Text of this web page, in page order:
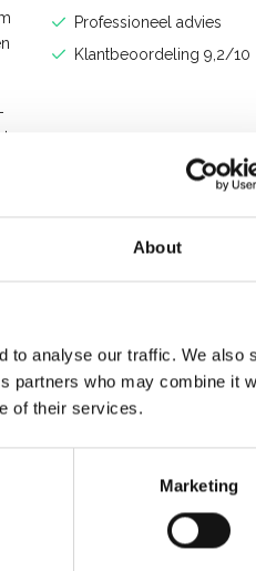
About
to analyse our traffic. We also
partners who may combine it
of their services.
Marketing
Professioneel advies
Klantbeoordeling 9,2/10